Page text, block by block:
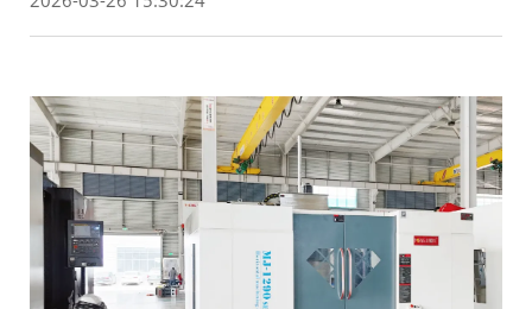
Balita
Makipag-ugnayan sa Amin